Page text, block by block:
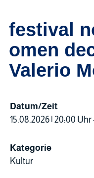
festival
omen
Valerio
Datum/Zeit
15.08.2026 | 20:00
Kategorie
Kultur